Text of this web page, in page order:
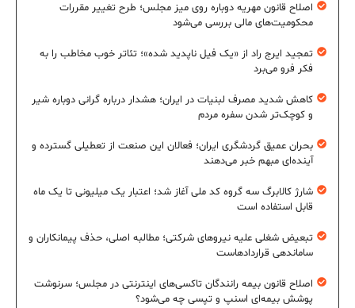
اصلاح قانون مهریه دوباره روی میز مجلس؛ طرح تغییر مقررات
محکومیت‌های مالی بررسی می‌شود
تمجید ایرج راد از «یک فیل ناپدید شده»؛ تئاتر خوب مخاطب را به
فکر فرو می‌برد
کاهش شدید مصرف لبنیات در ایران؛ هشدار درباره گرانی دوباره شیر
و کوچک‌تر شدن سفره مردم
بحران عمیق گردشگری ایران؛ فعالان این صنعت از تعطیلی گسترده و
آینده‌ای مبهم خبر می‌دهند
شارژ کالابرگ سه گروه کد ملی آغاز شد؛ اعتبار یک میلیونی تا یک ماه
قابل استفاده است
تبعیض شغلی علیه نیروهای شرکتی؛ مطالبه اصلی، حذف پیمانکاران و
ساماندهی قراردادهاست
اصلاح قانون بیمه رانندگان تاکسی‌های اینترنتی در مجلس؛ سرنوشت
پوشش بیمه‌ای اسنپ و تپسی چه می‌شود؟